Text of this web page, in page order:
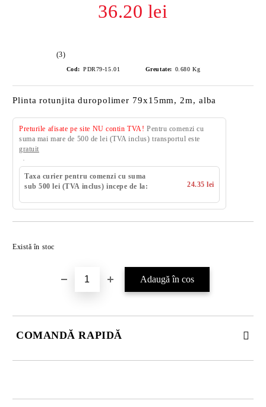
36.20 lei
(3)
Cod: PDR79-15.01 Greutate: 0.680 Kg
Plinta rotunjita duropolimer 79x15mm, 2m, alba
Preturile afisate pe site NU contin TVA! Pentru comenzi cu
suma mai mare de 500 de lei (TVA inclus) transportul este
gratuit
Taxa curier pentru comenzi cu suma
sub 500 lei (TVA inclus) incepe de la:
24.35 lei
Există în stoc
COMANDĂ RAPIDĂ